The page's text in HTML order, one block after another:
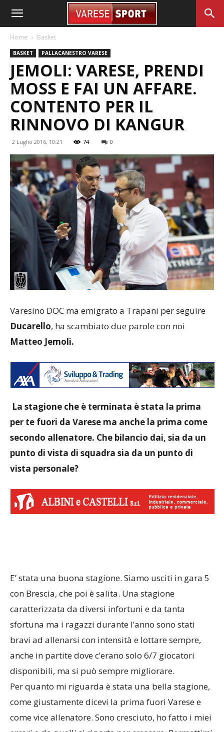
Home Basket
BASKET PALLACANESTRO VARESE
JEMOLI: VARESE, PRENDI
MOSS E FAI UN AFFARE.
CONTENTO PER IL
RINNOVO DI KANGUR
2 Luglio 2016, 10:21 74 0
Varesino DOC ma emigrato a Trapani per seguire
Ducarello, ha scambiato due parole con noi
Matteo Jemoli.
La stagione che è terminata è stata la prima
per te fuori da Varese ma anche la prima come
secondo allenatore. Che bilancio dai, sia da un
punto di vista di squadra sia da un punto di
vista personale?
con Brescia, che poi è salita. Una stagione
caratterizzata da diversi infortuni e da tanta
sfortuna ma i ragazzi durante l’anno sono stati
bravi ad allenarsi con intensità e lottare sempre,
anche in partite dove c’erano solo 6/7 giocatori
disponibili, ma si può sempre migliorare.
Per quanto mi riguarda è stata una bella stagione,
come giustamente dicevi la prima fuori Varese e
come vice allenatore. Sono cresciuto, ho fatto i miei
errori e da quelli si riparte per crescere. Permettimi